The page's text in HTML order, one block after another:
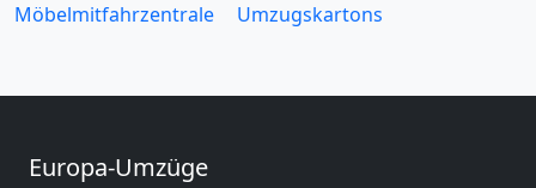
Möbelmitfahrzentrale
Umzugskartons
Europa-Umzüge